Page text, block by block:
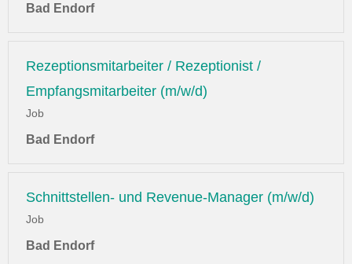
Bad Endorf
Rezeptionsmitarbeiter / Rezeptionist /
Empfangsmitarbeiter (m/w/d)
Job
Bad Endorf
Schnittstellen- und Revenue-Manager (m/w/d)
Job
Bad Endorf